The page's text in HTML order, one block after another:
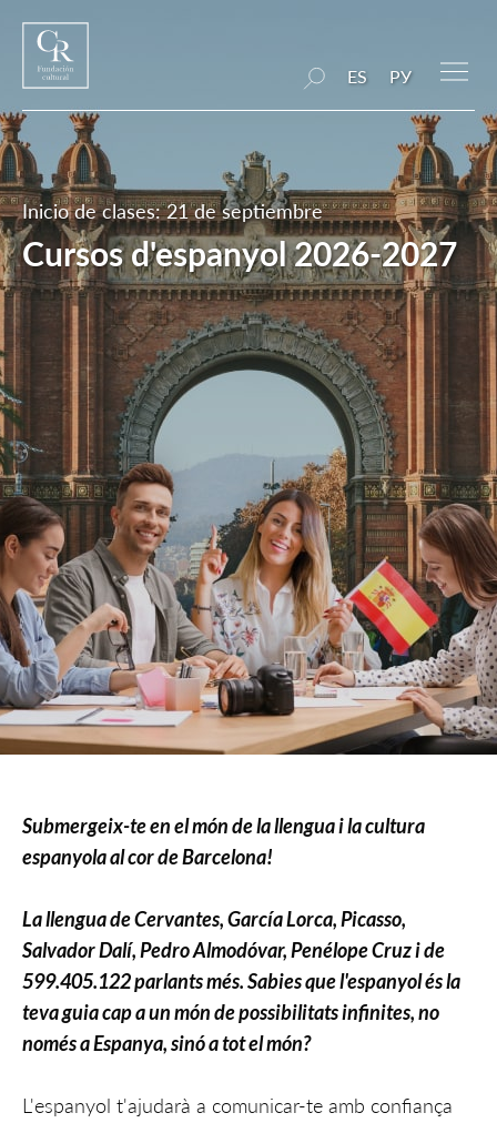
ES РУ
Inicio de clases: 21 de septiembre
Cursos d'espanyol 2026-2027
Submergeix-te en el món de la llengua i la cultura
espanyola al cor de Barcelona!
La llengua de Cervantes, García Lorca, Picasso,
Salvador Dalí, Pedro Almodóvar, Penélope Cruz i de
599.405.122 parlants més. Sabies que l'espanyol és la
teva guia cap a un món de possibilitats infinites, no
només a Espanya, sinó a tot el món?
L'espanyol t'ajudarà a comunicar-te amb confiança